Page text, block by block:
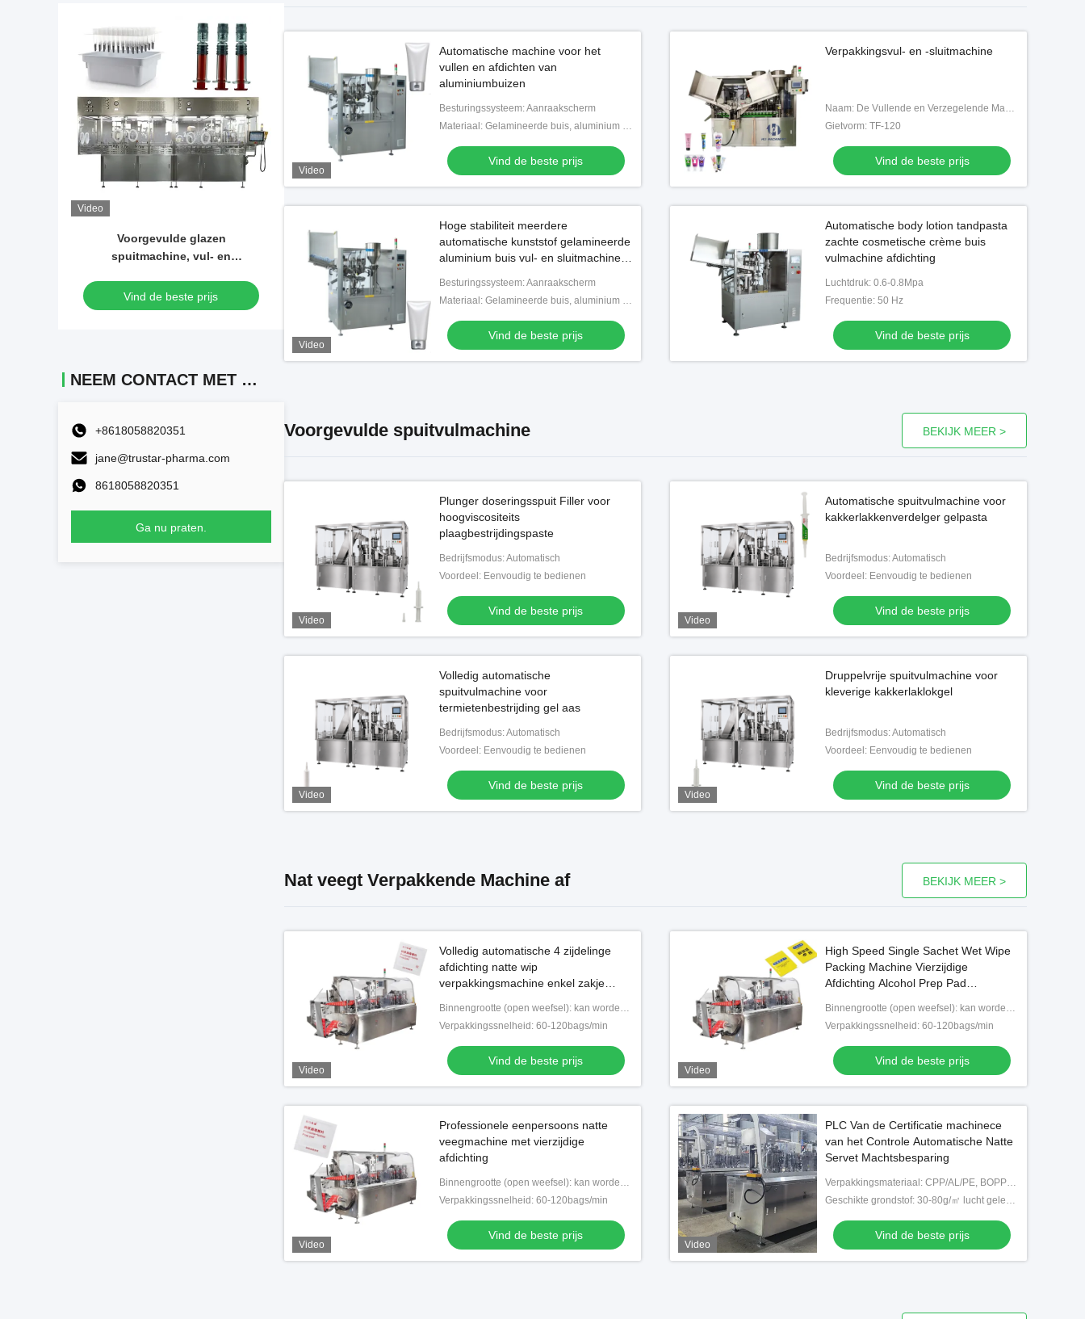
Video
Automatische glazen
injectiespuitvulmachine Gel
injectiespuitvulmachine
Vind de beste prijs
Video
Desktop-spuitvuller met
vacuümsysteem en laminaire
stromingsbescherming
Vind de beste prijs
Video
Automatische cockroach gel
lokaas spuit vul- en dopmachine
Vind de beste prijs
Video
Hot Sale Automatische
buisvulmachine en crème
cosmetische afdichting
Vind de beste prijs
NEEM CONTACT MET ONS OP
+8618058820351
jane@trustar-pharma.com
8618058820351
Ga nu praten.
Video
Automatische machine voor het
vullen en afdichten van
aluminiumbuizen
Besturingssysteem: Aanraakscherm
Materiaal: Gelamineerde buis, aluminium buis, plastic buis
Vind de beste prijs
Verpakkingsvul- en -sluitmachine
Naam: De Vullende en Verzegelende Machine van de kosmetische Roombuis
Gietvorm: TF-120
Vind de beste prijs
Video
Hoge stabiliteit meerdere
automatische kunststof gelamineerde
aluminium buis vul- en sluitmachine
Besturingssysteem: Aanraakscherm
Materiaal: Gelamineerde buis, aluminium buis, plastic buis
Vind de beste prijs
Automatische body lotion tandpasta
zachte cosmetische crème buis
vulmachine afdichting
Luchtdruk: 0.6-0.8Mpa
Frequentie: 50 Hz
Vind de beste prijs
Voorgevulde spuitvulmachine BEKIJK MEER >
Video
Plunger doseringsspuit Filler voor
hoogviscositeits
plaagbestrijdingspaste
Bedrijfsmodus: Automatisch
Voordeel: Eenvoudig te bedienen
Vind de beste prijs
Video
Automatische spuitvulmachine voor
kakkerlakkenverdelger gelpasta
Bedrijfsmodus: Automatisch
Voordeel: Eenvoudig te bedienen
Vind de beste prijs
Video
Volledig automatische
spuitvulmachine voor
termietenbestrijding gel aas
Bedrijfsmodus: Automatisch
Voordeel: Eenvoudig te bedienen
Vind de beste prijs
Video
Druppelvrije spuitvulmachine voor
kleverige kakkerlaklokgel
Bedrijfsmodus: Automatisch
Voordeel: Eenvoudig te bedienen
Vind de beste prijs
Nat veegt Verpakkende Machine af BEKIJK MEER >
Video
Volledig automatische 4 zijdelinge
afdichting natte wip
verpakkingsmachine enkel zakje
Binnengrootte (open weefsel): kan worden aangepast
Verpakkingssnelheid: 60-120bags/min
Vind de beste prijs
Video
High Speed Single Sachet Wet Wipe
Packing Machine Vierzijdige
Afdichting Alcohol Prep Pad
Binnengrootte (open weefsel): kan worden aangepast
Verpakkingssnelheid: 60-120bags/min
Vind de beste prijs
Video
Professionele eenpersoons natte
veegmachine met vierzijdige
afdichting
Binnengrootte (open weefsel): kan worden aangepast
Verpakkingssnelheid: 60-120bags/min
Vind de beste prijs
Video
PLC Van de Certificatie machinece
van het Controle Automatische Natte
Servet Machtsbesparing
Verpakkingsmateriaal: CPP/AL/PE, BOPP/PE/AL/PE, PAPER/PE/AL
Geschikte grondstof: 30-80g/㎡ lucht gelegd document, spunlace/warmwals niet-geweven stof
Vind de beste prijs